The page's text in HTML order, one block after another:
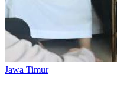
Jawa Timur